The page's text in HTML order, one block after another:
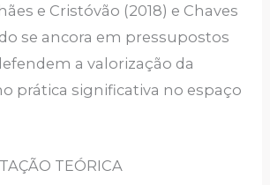
e Cristóvão (2018) e Chaves
se ancora em pressupostos
a valorização da
prática significativa no espaço
TEÓRICA